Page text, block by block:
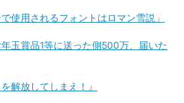
使用されるフォントはロマン雪説」
玉賞品1等に送った側500万、届いた
解放してしまえ！』